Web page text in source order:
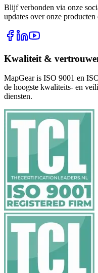
Blijf verbonden via onze
updates over onze producten
Kwaliteit &
MapGear is ISO 9001 en
de hoogste kwaliteits- en
diensten.